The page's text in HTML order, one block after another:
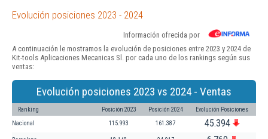
Evolución posiciones 2023 - 2024
Información ofrecida por
A continuación le mostramos la evolución de posiciones entre 2023 y 2024 de
Kit-tools Aplicaciones Mecanicas Sl. por cada uno de los rankings según sus
ventas:
Evolución posiciones 2023 vs 2024 - Ventas
Ranking Posición 2023 Posición 2024 Evolución Posiciones
Nacional 115.993 161.387 45.394